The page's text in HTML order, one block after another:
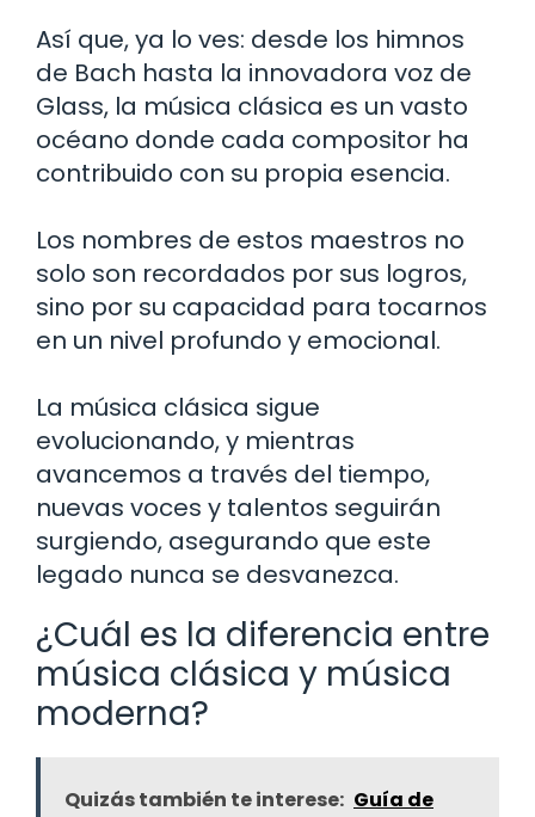
Así que, ya lo ves: desde los himnos
de Bach hasta la innovadora voz de
Glass, la música clásica es un vasto
océano donde cada compositor ha
contribuido con su propia esencia.
Los nombres de estos maestros no
solo son recordados por sus logros,
sino por su capacidad para tocarnos
en un nivel profundo y emocional.
La música clásica sigue
evolucionando, y mientras
avancemos a través del tiempo,
nuevas voces y talentos seguirán
surgiendo, asegurando que este
legado nunca se desvanezca.
¿Cuál es la diferencia entre
música clásica y música
moderna?
Quizás también te interese: Guía de